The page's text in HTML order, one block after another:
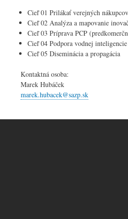
Cieľ 01
Cieľ 02
Cieľ 03
Cieľ 04 Podpora vodnej
Cieľ 05 Diseminácia a propagácia
Kontaktná osoba:
Marek Hubáček
marek.hubacek@sazp.sk